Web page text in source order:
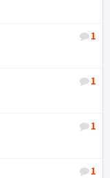
1
1
1
1